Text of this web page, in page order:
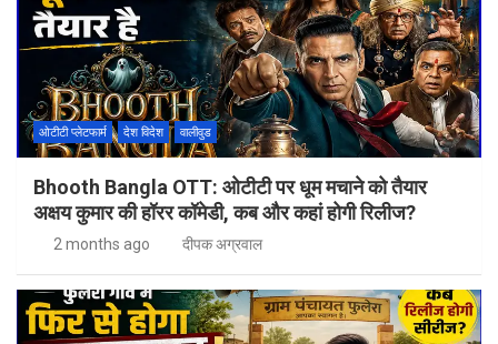
ओटीटी प्लेटफार्म देश विदेश वालीवुड
Bhooth Bangla OTT: ओटीटी पर धूम मचाने को तैयार
अक्षय कुमार की हॉरर कॉमेडी, कब और कहां होगी रिलीज?
2 months ago दीपक अग्रवाल